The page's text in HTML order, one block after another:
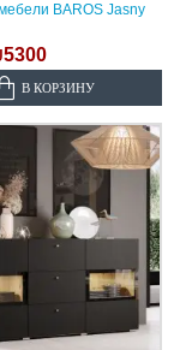
BAROS Jasny
В КОРЗИНУ